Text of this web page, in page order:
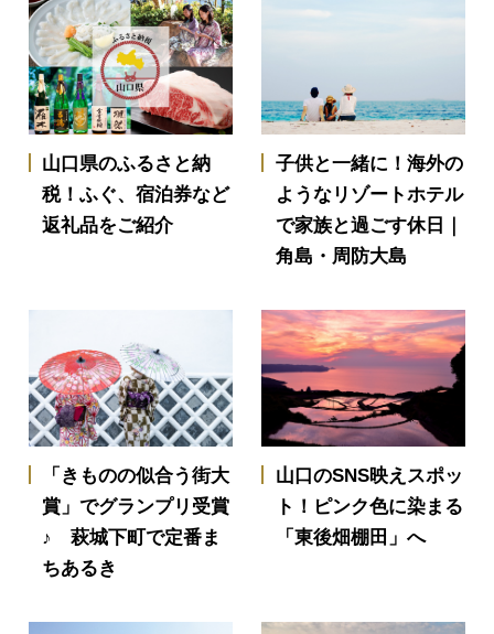
山口県のふるさと納
税！ふぐ、宿泊券など
返礼品をご紹介
子供と一緒に！海外の
ようなリゾートホテル
で家族と過ごす休日｜
角島・周防大島
「きものの似合う街大
賞」でグランプリ受賞
♪ 萩城下町で定番ま
ちあるき
山口のSNS映えスポッ
ト！ピンク色に染まる
「東後畑棚田」へ